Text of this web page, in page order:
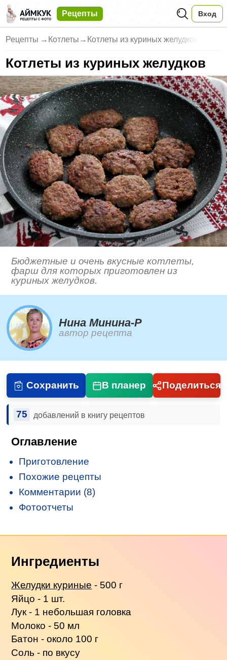
Рецепты Вход
Рецепты → Котлеты → Котлеты из куриных желудков
Котлеты из куриных желудков
Бюджетные и очень вкусные котлеты,
фарш для которых приготовлен из
куриных желудков.
Нина Минина-Р
автор рецепта
Сохранить В планер Поделиться
75 добавлений в книгу рецептов
Оглавление
Приготовление
Похожие рецепты
Комментарии (8)
Фотоотчеты
Ингредиенты
Желудки куриные - 500 г
Яйцо - 1 шт.
Лук - 1 небольшая головка
Молоко - 50 мл
Батон - около 100 г
Соль - по вкусу